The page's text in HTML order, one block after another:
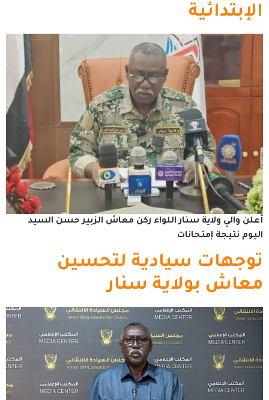
الإبتدائية
أعلن والي ولاية سنار اللواء ركن معاش الزبير حسن السيد
اليوم نتيجة إمتحانات
توجهات سيادية لتحسين
معاش بولاية سنار